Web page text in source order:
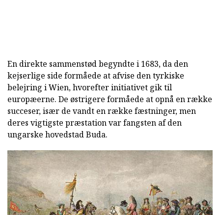
En direkte sammenstød begyndte i 1683, da den
kejserlige side formåede at afvise den tyrkiske
belejring i Wien, hvorefter initiativet gik til
europæerne. De østrigere formåede at opnå en række
succeser, især de vandt en række fæstninger, men
deres vigtigste præstation var fangsten af den
ungarske hovedstad Buda.